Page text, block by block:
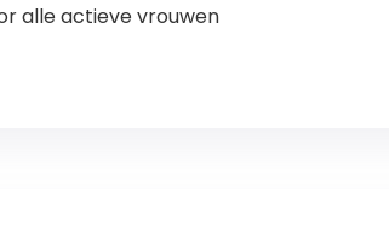
alle actieve vrouwen